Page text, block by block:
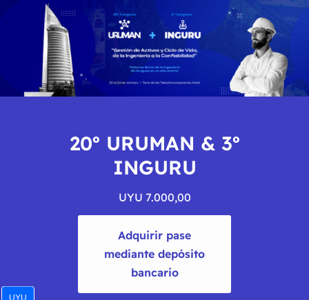
20º URUMAN & 3º
INGURU
UYU 7.000,00
Adquirir pase
mediante depósito
bancario
UYU